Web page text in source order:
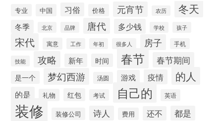
专业 中国 习俗 价格 元宵节 农历 冬天
冬季 北京 品牌 唐代 多少钱 学校 孩子
宋代 寓意 工作 年初 很多人 房子 手机
技能 攻略 新年 时间 春节 春节期间
是一个 梦幻西游 汤圆 游戏 疫情 的人
的是 礼物 红包 考试 自己的 英语
装修 装修公司 诗人 费用 还不 都是